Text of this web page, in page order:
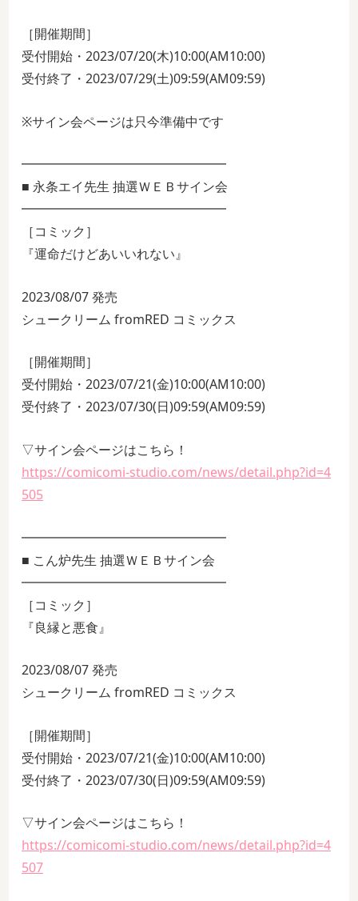
［開催期間］
受付開始・2023/07/20(木)10:00(AM10:00)
受付終了・2023/07/29(土)09:59(AM09:59)
※サイン会ページは只今準備中です
━━━━━━━━━━━━━━━━
■ 永条エイ先生 抽選ＷＥＢサイン会
━━━━━━━━━━━━━━━━
［コミック］
『運命だけどあいいれない』
2023/08/07 発売
シュークリーム fromRED コミックス
［開催期間］
受付開始・2023/07/21(金)10:00(AM10:00)
受付終了・2023/07/30(日)09:59(AM09:59)
▽サイン会ページはこちら！
https://comicomi-studio.com/news/detail.php?id=4
505
━━━━━━━━━━━━━━━━
■ こん炉先生 抽選ＷＥＢサイン会
━━━━━━━━━━━━━━━━
［コミック］
『良縁と悪食』
2023/08/07 発売
シュークリーム fromRED コミックス
［開催期間］
受付開始・2023/07/21(金)10:00(AM10:00)
受付終了・2023/07/30(日)09:59(AM09:59)
▽サイン会ページはこちら！
https://comicomi-studio.com/news/detail.php?id=4
507